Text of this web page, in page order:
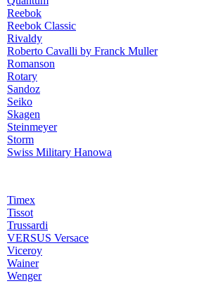
Reebok
Reebok Classic
Rivaldy
Roberto Cavalli by Franck Muller
Romanson
Rotary
Sandoz
Seiko
Skagen
Steinmeyer
Storm
Swiss Military Hanowa
Timex
Tissot
Trussardi
VERSUS Versace
Viceroy
Wainer
Wenger